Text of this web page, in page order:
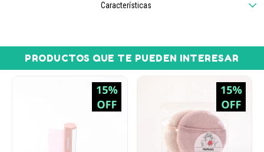
Características
PRODUCTOS QUE TE PUEDEN INTERESAR